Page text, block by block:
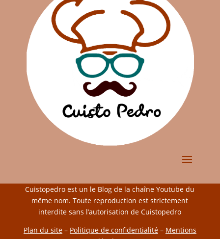
Cuistopedro est un le Blog de la chaîne Youtube du
même nom. Toute reproduction est strictement
interdite sans l’autorisation de Cuistopedro
Plan du site– Politique de confidentialité– Mentions